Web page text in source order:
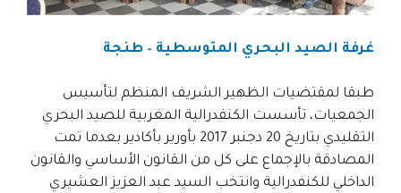
غرفة الصيد البحري المتوسطية – طنجة
طبقا لمقتضيات الظهير الشريف المنظم لتأسيس
الجمعيات، تأسست الكنفدرالية المغربية للصيد البحري
التقليدي بتاريخ 20 دجنبر 2017 بأورير بأكادير بعدما تمت
المصادقة بالإجماع على كل من القانون الأساسي والقانون
الداخلي للكنفدرالية وانتخب السيد عبد العزيز العشيري